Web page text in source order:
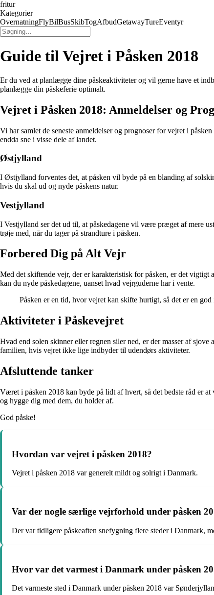
fritur
Kategorier
OvernatningFlyBilBusSkibTogAfbudGetawayTureEventyr
Guide til Vejret i Påsken 2018
Er du ved at planlægge dine påskeaktiviteter og vil gerne have et
planlægge din påskeferie optimalt.
Vejret i Påsken 2018: Anmeldelser og
Vi har samlet de seneste anmeldelser og prognoser for vejret i
endda sne i visse dele af landet.
Østjylland
I Østjylland forventes det, at påsken vil byde på en blanding af
hvis du skal ud og nyde påskens natur.
Vestjylland
I Vestjylland ser det ud til, at påskedagene vil være præget af mere
trøje med, når du tager på strandture i påsken.
Forbered Dig på Alt Vejr
Med det skiftende vejr, der er karakteristisk for påsken, er det
kan du nyde påskedagene, uanset hvad vejrguderne har i vente.
Påsken er en tid, hvor vejret kan skifte hurtigt, så det er en
Aktiviteter i Påskevejret
Hvad end solen skinner eller regnen siler ned, er der masser af
familien, hvis vejret ikke lige indbyder til udendørs aktiviteter.
Afsluttende tanker
Været i påsken 2018 kan byde på lidt af hvert, så det bedste råd er
og hygge dig med dem, du holder af.
God påske!
Hvordan var vejret i påsken 2018?
Vejret i påsken 2018 var generelt mildt og solrigt i Danmark.
Var der nogle særlige vejrforhold under påsken
Der var tidligere påskeaften snefygning flere steder i Danmark,
Hvor var det varmest i Danmark under påsken
Det varmeste sted i Danmark under påsken 2018 var